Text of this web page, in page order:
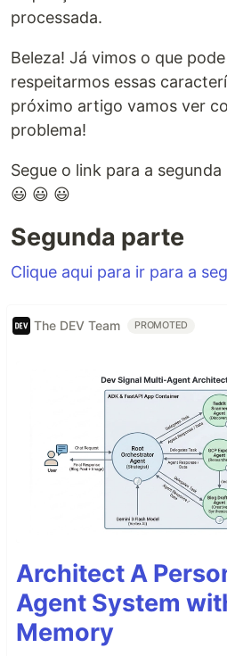
processada.
Beleza! Já vimos o que
respeitarmos essas
próximo artigo vamos ver
problema!
Segue o link para a
😃 😃 😃
Segunda parte
Clique aqui para ir para a
The DEV Team PROMOTED
Architect A
Agent System
Memory